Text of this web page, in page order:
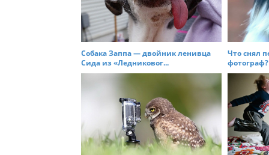
g
a
tСобака Заппа — двойник ленивца
Сида из «Ледниковог...
Что снял